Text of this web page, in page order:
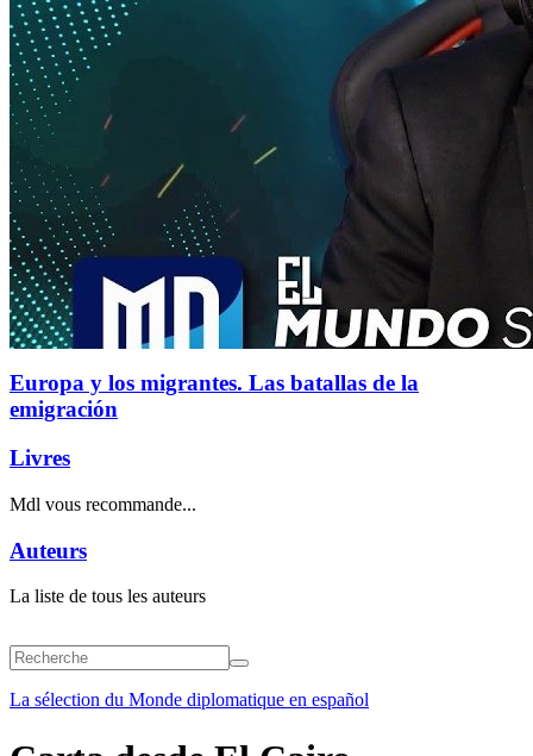
Europa y los migrantes. Las batallas de la
emigración
Livres
Mdl vous recommande...
Auteurs
La liste de tous les auteurs
La sélection du Monde diplomatique en español